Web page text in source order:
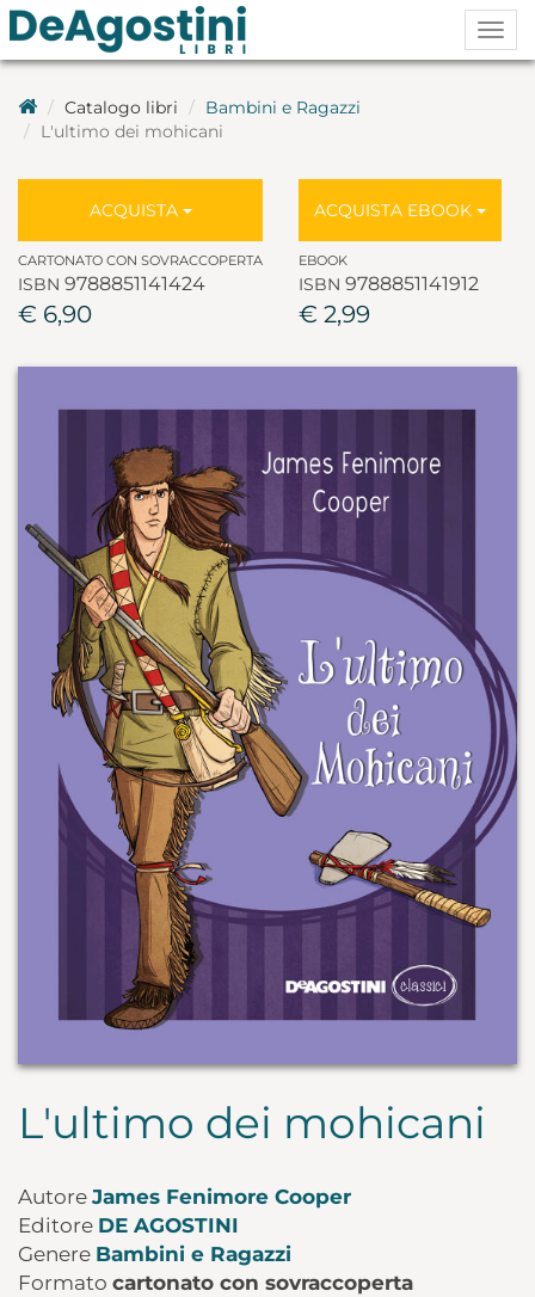
Catalogo libri
Bambini e Ragazzi
L'ultimo dei mohicani
ACQUISTA
CARTONATO CON SOVRACCOPERTA
ISBN 9788851141424
€ 6,90
ACQUISTA EBOOK
EBOOK
ISBN 9788851141912
€ 2,99
L'ultimo dei mohicani
Autore James Fenimore Cooper
Editore DE AGOSTINI
Genere Bambini e Ragazzi
Formato cartonato con sovraccoperta